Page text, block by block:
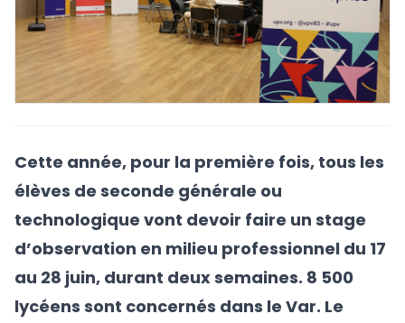
Cette année, pour la première fois, tous les
élèves de seconde générale ou
technologique vont devoir faire un stage
d’observation en milieu professionnel du 17
au 28 juin, durant deux semaines. 8 500
lycéens sont concernés dans le Var. Le